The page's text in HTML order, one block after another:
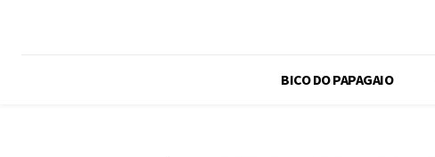
BICO DO PAPAGAIO